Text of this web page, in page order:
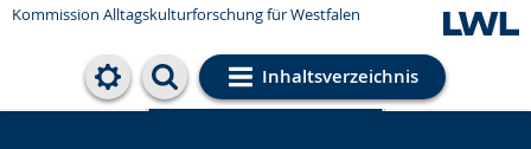
Kommission Alltagskulturforschung für Westfalen
Inhaltsverzeichnis
Cookie-Einstellungen